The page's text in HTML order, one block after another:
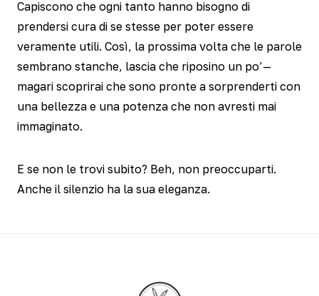
Capiscono che ogni tanto hanno bisogno di
prendersi cura di se stesse per poter essere
veramente utili. Così, la prossima volta che le parole
sembrano stanche, lascia che riposino un po’—
magari scoprirai che sono pronte a sorprenderti con
una bellezza e una potenza che non avresti mai
immaginato.
E se non le trovi subito? Beh, non preoccuparti.
Anche il silenzio ha la sua eleganza.